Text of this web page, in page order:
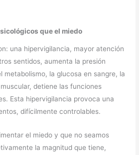
que el miedo
una hipervigilancia, mayor atención
sentidos, aumenta la presión
metabolismo, la glucosa en sangre, la
detiene las funciones
Esta hipervigilancia provoca una
difícilmente controlables.
el miedo y que no seamos
la magnitud que tiene,